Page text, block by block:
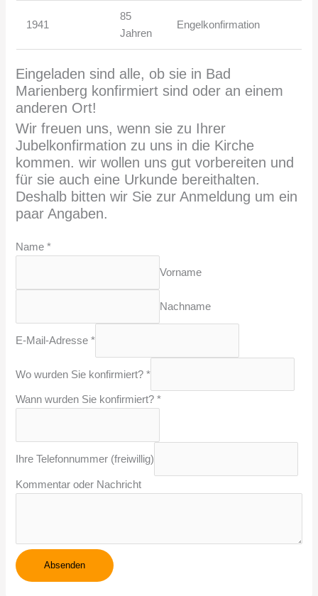
1941
85
Jahren
Engelkonfirmation
Eingeladen sind alle, ob sie in Bad
Marienberg konfirmiert sind oder an einem
anderen Ort!
Wir freuen uns, wenn sie zu Ihrer
Jubelkonfirmation zu uns in die Kirche
kommen. wir wollen uns gut vorbereiten und
für sie auch eine Urkunde bereithalten.
Deshalb bitten wir Sie zur Anmeldung um ein
paar Angaben.
N
n
h
Name*
Vorname
Nachname
E-Mail-Adresse*
Wo wurden Sie konfirmiert?*
Wann wurden Sie konfirmiert?*
Ihre Telefonnummer (freiwillig)
Kommentar oder Nachricht
Absenden